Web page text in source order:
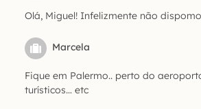
Olá, Miguel! Infelizmente não
Marcela
Fique em Palermo.. perto do
turísticos… etc